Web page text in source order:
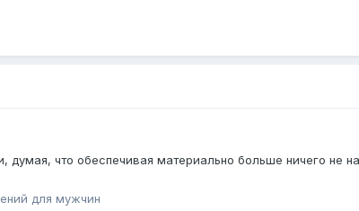
что обеспечивая материально больше ничего не
для мужчин